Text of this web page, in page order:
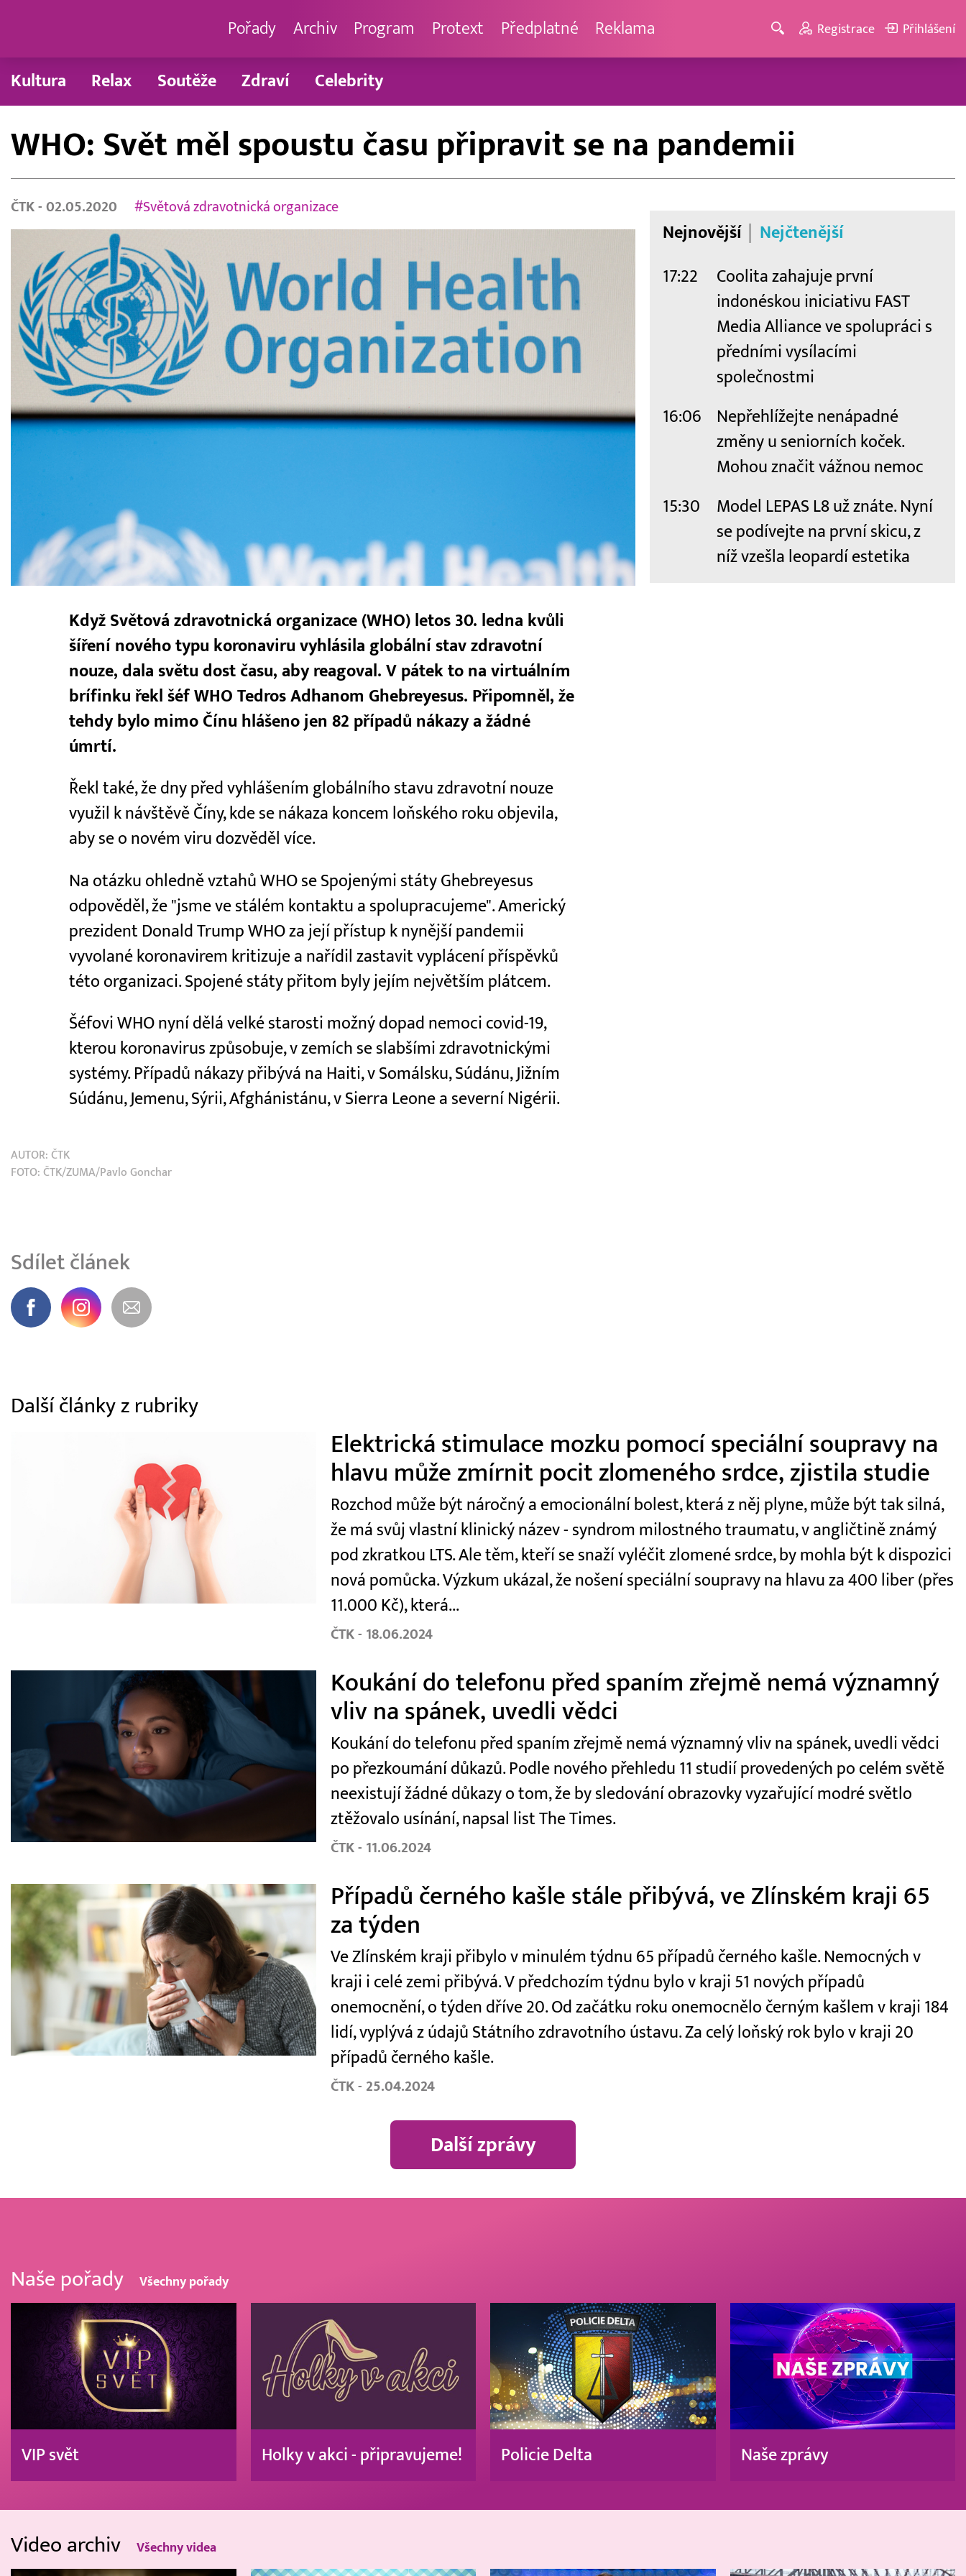
Pořady Archiv Program Protext Předplatné Reklama Registrace Přihlášení
Kultura Relax Soutěže Zdraví Celebrity
WHO: Svět měl spoustu času připravit se na pandemii
ČTK - 02.05.2020 #Světová zdravotnická organizace
Když Světová zdravotnická organizace (WHO) letos 30. ledna kvůli
šíření nového typu koronaviru vyhlásila globální stav zdravotní
nouze, dala světu dost času, aby reagoval. V pátek to na virtuálním
brífinku řekl šéf WHO Tedros Adhanom Ghebreyesus. Připomněl, že
tehdy bylo mimo Čínu hlášeno jen 82 případů nákazy a žádné
úmrtí.
Řekl také, že dny před vyhlášením globálního stavu zdravotní nouze
využil k návštěvě Číny, kde se nákaza koncem loňského roku objevila,
aby se o novém viru dozvěděl více.
Na otázku ohledně vztahů WHO se Spojenými státy Ghebreyesus
odpověděl, že "jsme ve stálém kontaktu a spolupracujeme". Americký
prezident Donald Trump WHO za její přístup k nynější pandemii
vyvolané koronavirem kritizuje a nařídil zastavit vyplácení příspěvků
této organizaci. Spojené státy přitom byly jejím největším plátcem.
Šéfovi WHO nyní dělá velké starosti možný dopad nemoci covid-19,
kterou koronavirus způsobuje, v zemích se slabšími zdravotnickými
systémy. Případů nákazy přibývá na Haiti, v Somálsku, Súdánu, Jižním
Súdánu, Jemenu, Sýrii, Afghánistánu, v Sierra Leone a severní Nigérii.
AUTOR: ČTK
FOTO: ČTK/ZUMA/Pavlo Gonchar
Sdílet článek
Nejnovější Nejčtenější
17:22
Coolita zahajuje první
indonéskou iniciativu FAST
Media Alliance ve spolupráci s
předními vysílacími
společnostmi
16:06
Nepřehlížejte nenápadné
změny u seniorních koček.
Mohou značit vážnou nemoc
15:30
Model LEPAS L8 už znáte. Nyní
se podívejte na první skicu, z
níž vzešla leopardí estetika
Další články z rubriky
Elektrická stimulace mozku pomocí speciální soupravy na
hlavu může zmírnit pocit zlomeného srdce, zjistila studie
Rozchod může být náročný a emocionální bolest, která z něj plyne, může být tak silná,
že má svůj vlastní klinický název - syndrom milostného traumatu, v angličtině známý
pod zkratkou LTS. Ale těm, kteří se snaží vyléčit zlomené srdce, by mohla být k dispozici
nová pomůcka. Výzkum ukázal, že nošení speciální soupravy na hlavu za 400 liber (přes
11.000 Kč), která...
ČTK - 18.06.2024
Koukání do telefonu před spaním zřejmě nemá významný
vliv na spánek, uvedli vědci
Koukání do telefonu před spaním zřejmě nemá významný vliv na spánek, uvedli vědci
po přezkoumání důkazů. Podle nového přehledu 11 studií provedených po celém světě
neexistují žádné důkazy o tom, že by sledování obrazovky vyzařující modré světlo
ztěžovalo usínání, napsal list The Times.
ČTK - 11.06.2024
Případů černého kašle stále přibývá, ve Zlínském kraji 65
za týden
Ve Zlínském kraji přibylo v minulém týdnu 65 případů černého kašle. Nemocných v
kraji i celé zemi přibývá. V předchozím týdnu bylo v kraji 51 nových případů
onemocnění, o týden dříve 20. Od začátku roku onemocnělo černým kašlem v kraji 184
lidí, vyplývá z údajů Státního zdravotního ústavu. Za celý loňský rok bylo v kraji 20
případů černého kašle.
ČTK - 25.04.2024
Další zprávy
Naše pořady Všechny pořady
VIP svět Holky v akci - připravujeme! Policie Delta Naše zprávy
Video archiv Všechny videa